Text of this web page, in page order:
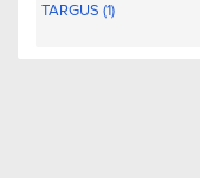
TARGUS (1)